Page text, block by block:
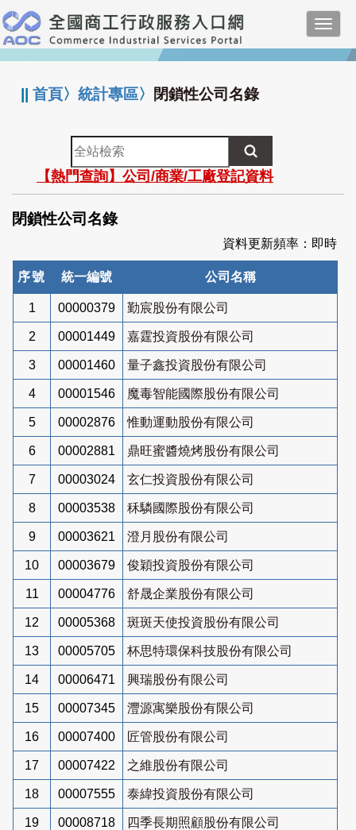
跳
到
主
要
:::
||首頁〉統計專區〉 閉鎖性公司名錄
全
站
檢
索
【熱門查詢】公司/商業/工廠登記資料
閉鎖性公司名錄
資料更新頻率：即時
序號 統一編號 公司名稱
1 00000379 勤宸股份有限公司
2 00001449 嘉霆投資股份有限公司
3 00001460 量子鑫投資股份有限公司
4 00001546 魔毒智能國際股份有限公司
5 00002876 惟動運動股份有限公司
6 00002881 鼎旺蜜醬燒烤股份有限公司
7 00003024 玄仁投資股份有限公司
8 00003538 秝驎國際股份有限公司
9 00003621 澄月股份有限公司
10 00003679 俊穎投資股份有限公司
11 00004776 舒晟企業股份有限公司
12 00005368 斑斑天使投資股份有限公司
13 00005705 杯思特環保科技股份有限公司
14 00006471 興瑞股份有限公司
15 00007345 灃源寓樂股份有限公司
16 00007400 匠管股份有限公司
17 00007422 之維股份有限公司
18 00007555 泰緯投資股份有限公司
19 00008718 四季長期照顧股份有限公司